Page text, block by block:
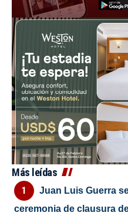
Más leídas
Juan Luis Guerra
ceremonia de clausura